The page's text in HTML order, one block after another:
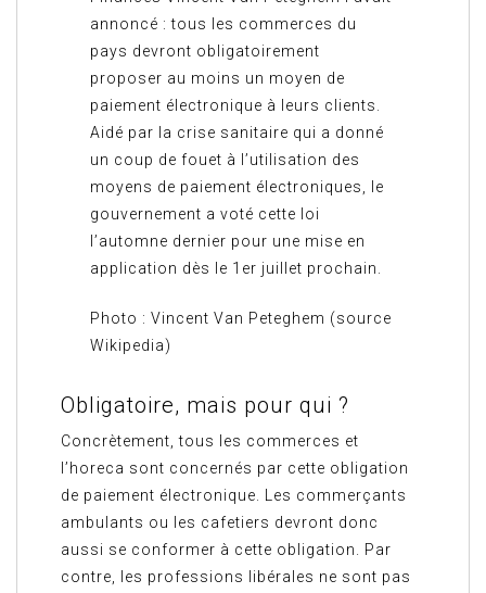
annoncé : tous les commerces du
pays devront obligatoirement
proposer au moins un moyen de
paiement électronique à leurs clients.
Aidé par la crise sanitaire qui a donné
un coup de fouet à l’utilisation des
moyens de paiement électroniques, le
gouvernement a voté cette loi
l’automne dernier pour une mise en
application dès le 1er juillet prochain.
Photo : Vincent Van Peteghem (source
Wikipedia)
Obligatoire, mais pour qui ?
Concrètement, tous les commerces et
l’horeca sont concernés par cette obligation
de paiement électronique. Les commerçants
ambulants ou les cafetiers devront donc
aussi se conformer à cette obligation. Par
contre, les professions libérales ne sont pas